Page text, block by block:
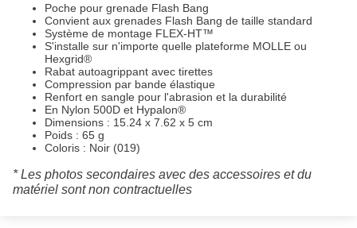
Poche pour grenade Flash Bang
Convient aux grenades Flash Bang de taille standard
Système de montage FLEX-HT™
S'installe sur n'importe quelle plateforme MOLLE ou
Hexgrid®
Rabat autoagrippant avec tirettes
Compression par bande élastique
Renfort en sangle pour l'abrasion et la durabilité
En Nylon 500D et Hypalon®
Dimensions : 15.24 x 7.62 x 5 cm
Poids : 65 g
Coloris : Noir (019)
* Les photos secondaires avec des accessoires et du
matériel sont non contractuelles